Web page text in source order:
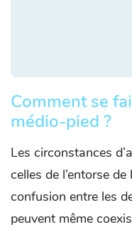
Comment se
médio-pied ?
Les circonstances
celles de l’entorse
confusion entre les
peuvent même